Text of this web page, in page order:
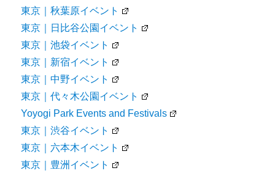
東京｜秋葉原イベント
東京｜日比谷公園イベント
東京｜池袋イベント
東京｜新宿イベント
東京｜中野イベント
東京｜代々木公園イベント
Yoyogi Park Events and Festivals
東京｜渋谷イベント
東京｜六本木イベント
東京｜豊洲イベント